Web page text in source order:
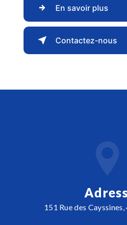
En savoir plus
Contactez-nous
151 Rue des